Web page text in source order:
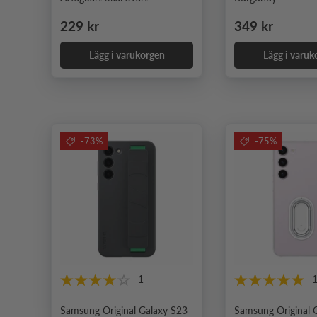
Ordinarie pris
229 kr
Lägg i varukorgen
Ordinarie pris
349 kr
Lägg i
-73%
1
Samsung Original Galaxy S23
-75%
1
Samsung Original